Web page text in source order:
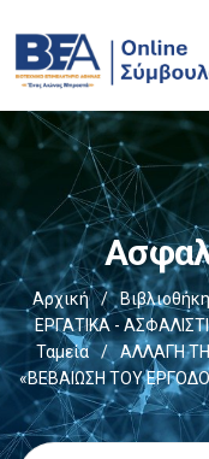
Αρχική /
ΕΡΓΑΤΙΚΑ -
Ταμεία
/
ΑΛΛΑΓΗ
«ΒΕΒΑΙΩΣΗ ΤΟΥ